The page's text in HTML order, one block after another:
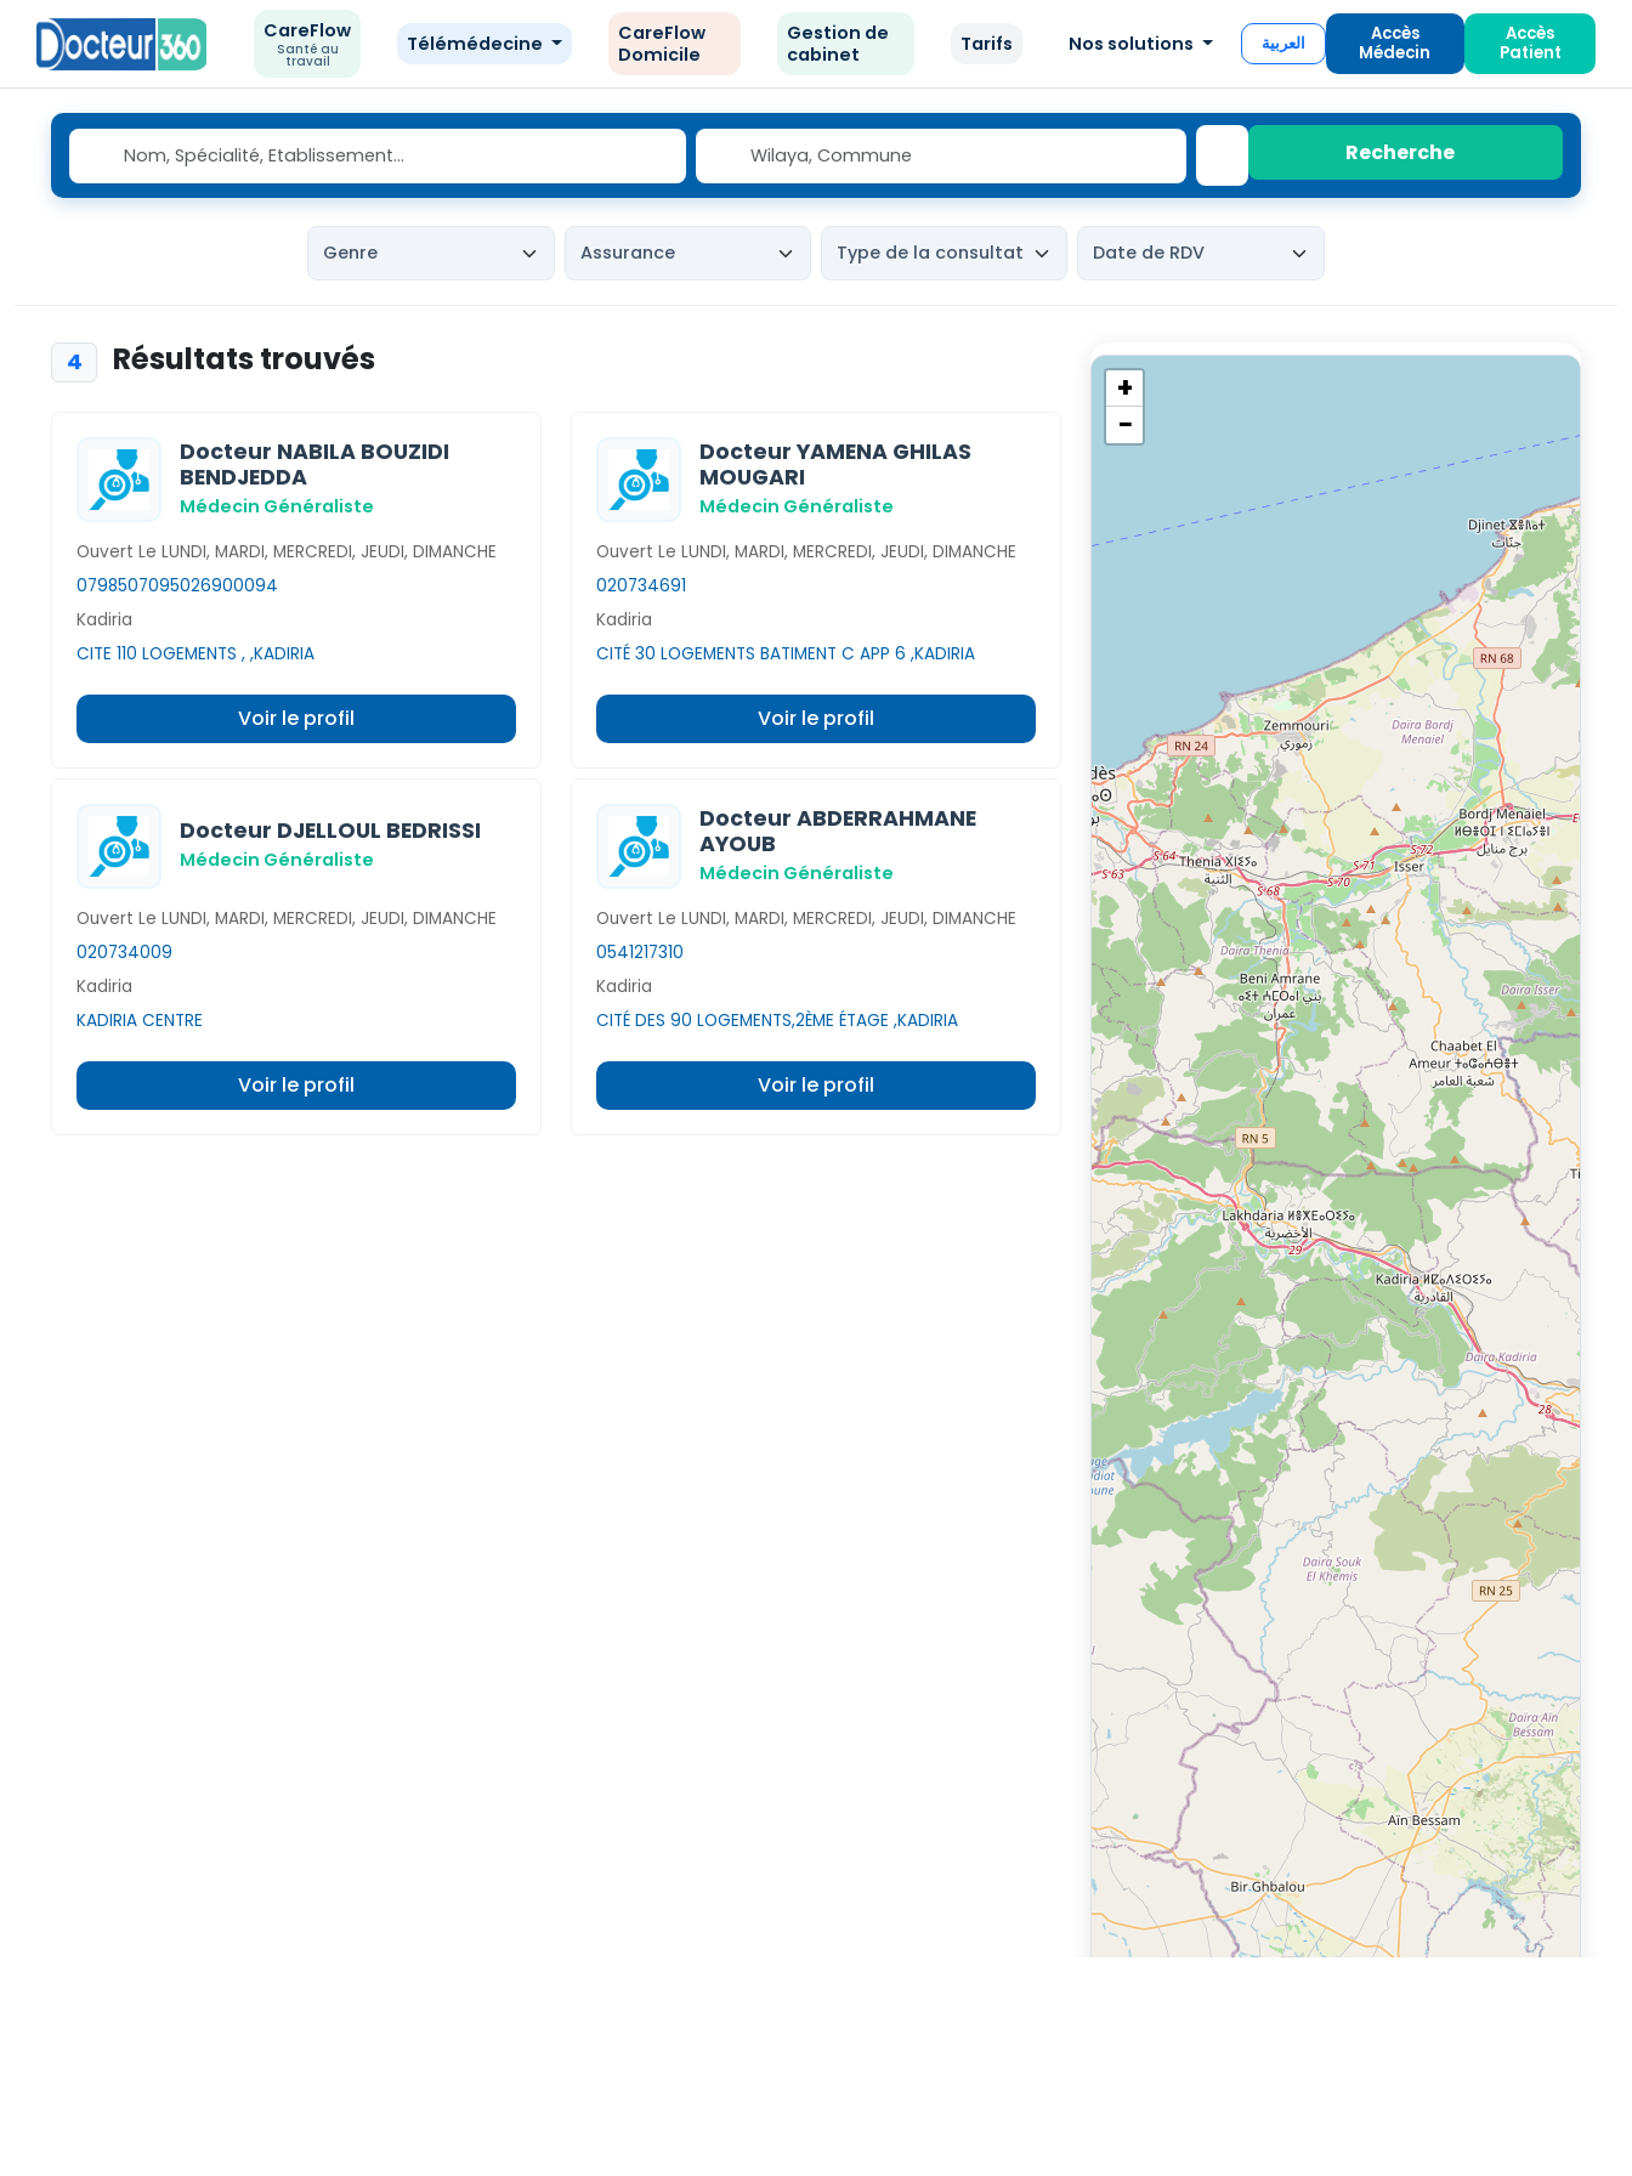
CareFlow
Santé au
travail
Télémédecine
CareFlow
Domicile
Gestion de
cabinet
Tarifs Nos solutions العربية
Accès
Médecin
Accès
Patient
Recherche
4 Résultats trouvés
Docteur NABILA BOUZIDI
BENDJEDDA
Médecin Généraliste
Ouvert Le LUNDI, MARDI, MERCREDI, JEUDI, DIMANCHE
0798507095026900094
Kadiria
CITE 110 LOGEMENTS , ,KADIRIA
Voir le profil
Docteur YAMENA GHILAS
MOUGARI
Médecin Généraliste
Ouvert Le LUNDI, MARDI, MERCREDI, JEUDI, DIMANCHE
020734691
Kadiria
CITÉ 30 LOGEMENTS BATIMENT C APP 6 ,KADIRIA
Voir le profil
Docteur DJELLOUL BEDRISSI
Médecin Généraliste
Ouvert Le LUNDI, MARDI, MERCREDI, JEUDI, DIMANCHE
020734009
Kadiria
KADIRIA CENTRE
Voir le profil
Docteur ABDERRAHMANE
AYOUB
Médecin Généraliste
Ouvert Le LUNDI, MARDI, MERCREDI, JEUDI, DIMANCHE
0541217310
Kadiria
CITÉ DES 90 LOGEMENTS,2ÈME ÉTAGE ,KADIRIA
Voir le profil
+
−